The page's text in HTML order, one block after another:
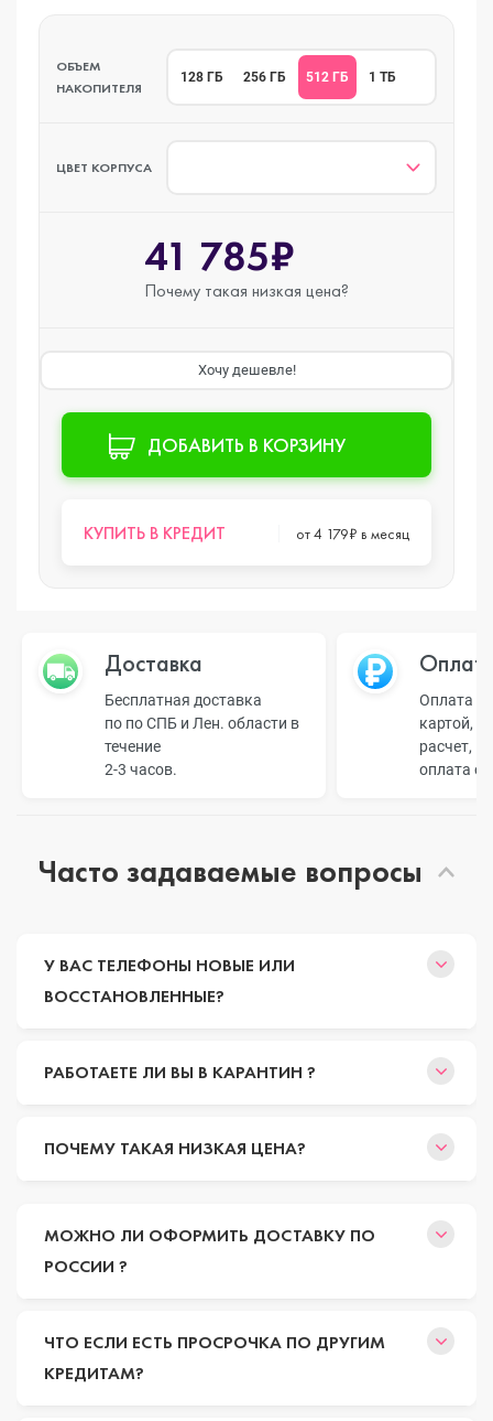
ОБЪЕМ
НАКОПИТЕЛЯ
128 ГБ 256 ГБ 512 ГБ 1 ТБ
ЦВЕТ КОРПУСА
41 785₽
Почему такая низкая цена?
Хочу дешевле!
ДОБАВИТЬ В КОРЗИНУ
КУПИТЬ В КРЕДИТ от 4 179₽ в месяц
Доставка
Бесплатная доставка
по по СПБ и Лен. области в
течение
2-3 часов.
Оплата
картой,
расчет,
оплата
Часто задаваемые вопросы
У ВАС ТЕЛЕФОНЫ НОВЫЕ ИЛИ
ВОССТАНОВЛЕННЫЕ?
РАБОТАЕТЕ ЛИ ВЫ В КАРАНТИН ?
ПОЧЕМУ ТАКАЯ НИЗКАЯ ЦЕНА?
МОЖНО ЛИ ОФОРМИТЬ ДОСТАВКУ ПО
РОССИИ ?
ЧТО ЕСЛИ ЕСТЬ ПРОСРОЧКА ПО ДРУГИМ
КРЕДИТАМ?